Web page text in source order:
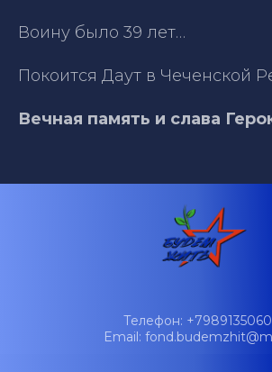
Воину было 39 лет…
Покоится Даут в Чеченской
Вечная память и слава
Телефон:
Email: